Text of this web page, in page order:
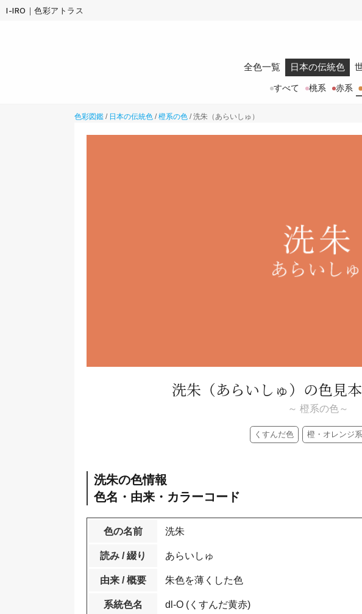
I-IRO｜色彩アトラス
全色一覧 日本の伝統色
すべて 桃系 赤系
色彩図鑑 / 日本の伝統色 / 橙系の色 /洗朱（あらいしゅ）
洗朱 （あらいしゅ） の色見
～ 橙系の色～
くすんだ色 橙・オレンジ
洗朱の色情報
色名・由来・カラーコード
色の名前 洗朱
読み / 綴り あらいしゅ
由来 / 概要 朱色を薄くした色
系統色名 dl-O (くすんだ黄赤)